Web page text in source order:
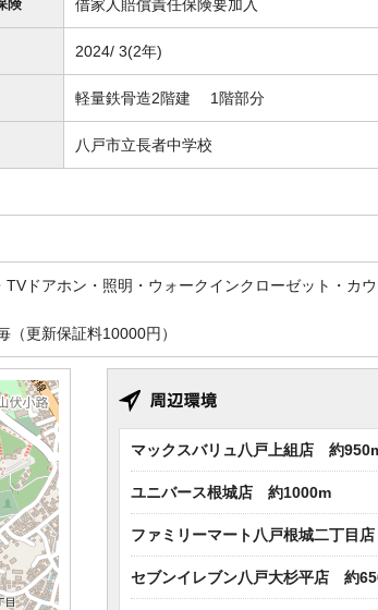
険 借家人賠償責任保険要加入
2024/ 3(2年)
軽量鉄骨造2階建 1階部分
八戸市立長者中学校
ドアホン・照明・ウォークインクローゼット・カ
更新保証料10000円）
マックスバリュ八戸上組店 約
ユニバース根城店 約1000m
ファミリーマート八戸根城二丁目
セブンイレブン八戸大杉平店 約